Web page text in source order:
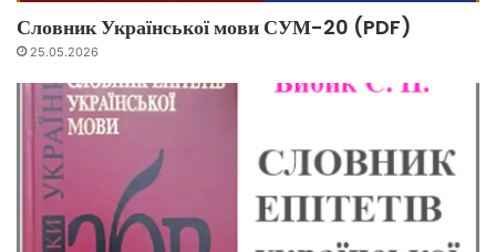
Словник Української мови СУМ-20 (PDF)
25.05.2026